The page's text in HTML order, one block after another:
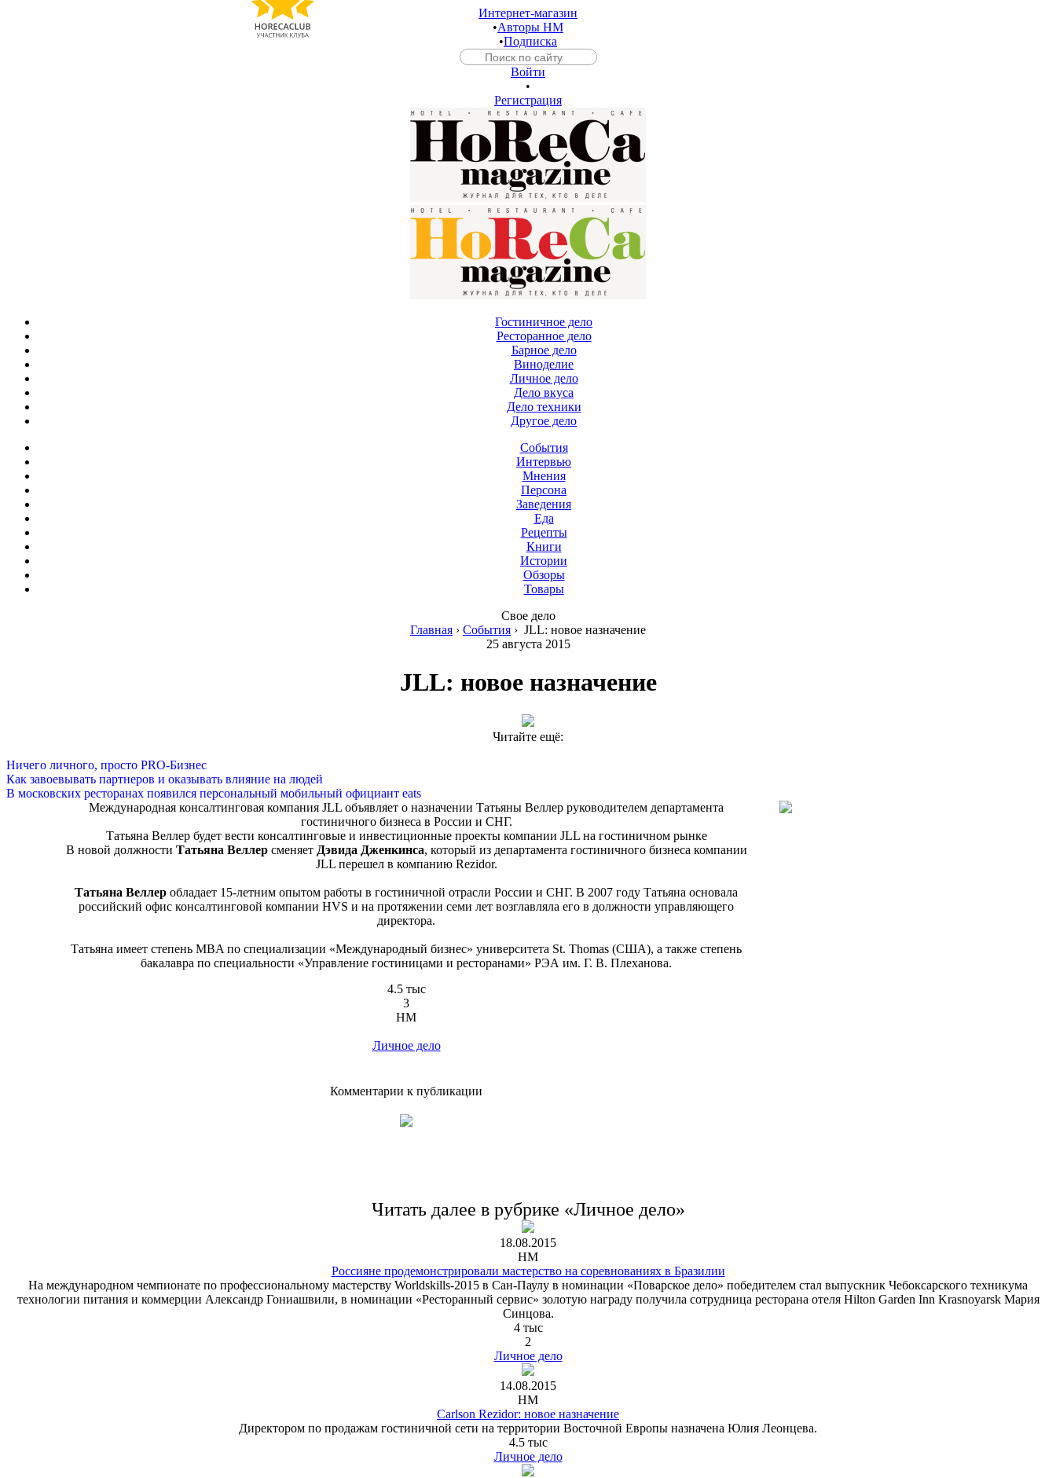
Интернет-магазин
•Авторы HM
•Подписка
Войти
•
Регистрация
Гостиничное дело
Ресторанное дело
Барное дело
Виноделие
Личное дело
Дело вкуса
Дело техники
Другое дело
События
Интервью
Мнения
Персона
Заведения
Еда
Рецепты
Книги
Истории
Обзоры
Товары
Свое дело
Главная › События › JLL: новое назначение
25 августа 2015
JLL: новое назначение
Читайте ещё:
Ничего личного, просто PRO-Бизнес
Как завоевывать партнеров и оказывать влияние на людей
В московских ресторанах появился персональный мобильный официант eats
Международная консалтинговая компания JLL объявляет о назначении Татьяны Веллер руководителем департамента
гостиничного бизнеса в России и СНГ.
Татьяна Веллер будет вести консалтинговые и инвестиционные проекты компании JLL на гостиничном рынке
В новой должности Татьяна Веллер сменяет Дэвида Дженкинса, который из департамента гостиничного бизнеса компании
JLL перешел в компанию Rezidor.
Татьяна Веллер обладает 15-летним опытом работы в гостиничной отрасли России и СНГ. В 2007 году Татьяна основала
российский офис консалтинговой компании HVS и на протяжении семи лет возглавляла его в должности управляющего
директора.
Татьяна имеет степень MBA по специализации «Международный бизнес» университета St. Thomas (США), а также степень
бакалавра по специальности «Управление гостиницами и ресторанами» РЭА им. Г. В. Плеханова.
4.5 тыс
3
HM
Личное дело
Комментарии к публикации
Читать далее в рубрике «Личное дело»
18.08.2015
HM
Россияне продемонстрировали мастерство на соревнованиях в Бразилии
На международном чемпионате по профессиональному мастерству Worldskills-2015 в Сан-Паулу в номинации «Поварское дело» победителем стал выпускник Чебоксарского техникума
технологии питания и коммерции Александр Гониашвили, в номинации «Ресторанный сервис» золотую награду получила сотрудница ресторана отеля Hilton Garden Inn Krasnoyarsk Мария
Синцова.
4 тыс
2
Личное дело
14.08.2015
HM
Сarlson Rezidor: новое назначение
Директором по продажам гостиничной сети на территории Восточной Европы назначена Юлия Леонцева.
4.5 тыс
Личное дело